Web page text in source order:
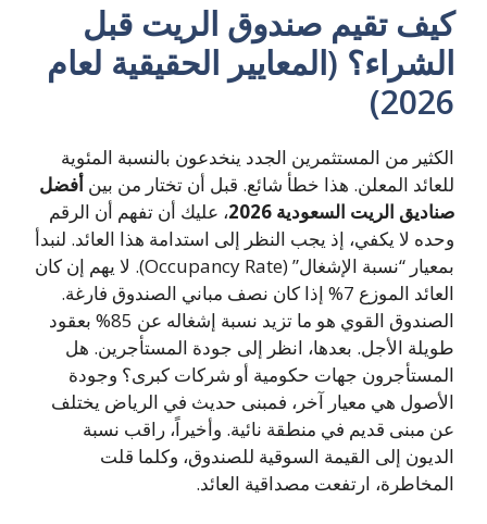
كيف تقيم صندوق الريت قبل
الشراء؟ (المعايير الحقيقية لعام
2026)
الكثير من المستثمرين الجدد ينخدعون بالنسبة المئوية
للعائد المعلن. هذا خطأ شائع. قبل أن تختار من بين أفضل
صناديق الريت السعودية 2026
، عليك أن تفهم أن الرقم
وحده لا يكفي، إذ يجب النظر إلى استدامة هذا العائد. لنبدأ
بمعيار “نسبة الإشغال” (Occupancy Rate). لا يهم إن كان
العائد الموزع 7% إذا كان نصف مباني الصندوق فارغة.
الصندوق القوي هو ما تزيد نسبة إشغاله عن 85% بعقود
طويلة الأجل. بعدها، انظر إلى جودة المستأجرين. هل
المستأجرون جهات حكومية أو شركات كبرى؟ وجودة
الأصول هي معيار آخر، فمبنى حديث في الرياض يختلف
عن مبنى قديم في منطقة نائية. وأخيراً، راقب نسبة
الديون إلى القيمة السوقية للصندوق، وكلما قلت
المخاطرة، ارتفعت مصداقية العائد.